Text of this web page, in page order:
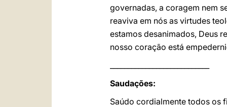
governadas, a coragem nem
reaviva em nós as virtudes
estamos desanimados, Deus
nosso coração está
Saudações:
Saúdo cordialmente todos os